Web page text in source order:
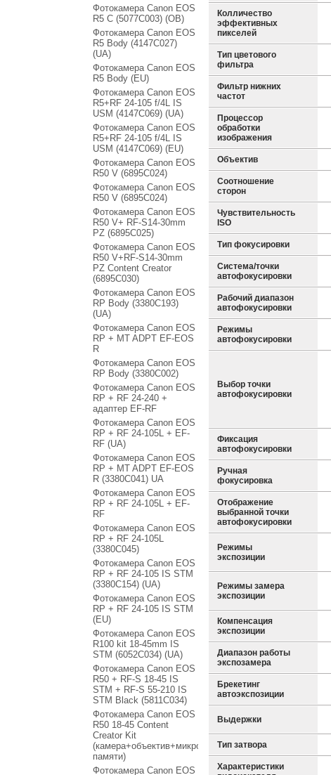
Колличество
эффективных
пикселей
Тип цветового
фильтра
Фильтр нижних
частот
Процессор
обработки
изображения
Объектив
Соотношение
сторон
Чувствительность
ISO
Тип фокусировки
Система/точки
автофокусировки
Рабочий диапазон
автофокусировки
Режимы
автофокусировки
Выбор точки
автофокусировки
Фиксация
автофокусировки
Ручная
фокусировка
Отображение
выбранной точки
автофокусировки
Режимы
экспозиции
Режимы замера
экспозиции
Компенсация
экспозиции
Диапазон работы
экспозамера
Брекетинг
автоэкспозиции
Выдержки
Тип затвора
Характеристики
Фотокамера Canon EOS
R5 C (5077C003) (OB)
Фотокамера Canon EOS
R5 Body (4147C027)
(UA)
Фотокамера Canon EOS
R5 Body (EU)
Фотокамера Canon EOS
R5+RF 24-105 f/4L IS
USM (4147C069) (UA)
Фотокамера Canon EOS
R5+RF 24-105 f/4L IS
USM (4147C069) (EU)
Фотокамера Canon EOS
R50 V (6895C024)
Фотокамера Canon EOS
R50 V (6895C024)
Фотокамера Canon EOS
R50 V+ RF-S14-30mm
PZ (6895C025)
Фотокамера Canon EOS
R50 V+RF-S14-30mm
PZ Content Creator
(6895C030)
Фотокамера Canon EOS
RP Body (3380C193)
(UA)
Фотокамера Canon EOS
RP + MT ADPT EF-EOS
R
Фотокамера Canon EOS
RP Body (3380C002)
Фотокамера Canon EOS
RP + RF 24-240 +
адаптер EF-RF
Фотокамера Canon EOS
RP + RF 24-105L + EF-
RF (UA)
Фотокамера Canon EOS
RP + MT ADPT EF-EOS
R (3380C041) UA
Фотокамера Canon EOS
RP + RF 24-105L + EF-
RF
Фотокамера Canon EOS
RP + RF 24-105L
(3380C045)
Фотокамера Canon EOS
RP + RF 24-105 IS STM
(3380C154) (UA)
Фотокамера Canon EOS
RP + RF 24-105 IS STM
(EU)
Фотокамера Canon EOS
R100 kit 18-45mm IS
STM (6052C034) (UA)
Фотокамера Canon EOS
R50 + RF-S 18-45 IS
STM + RF-S 55-210 IS
STM Black (5811C034)
Фотокамера Canon EOS
R50 18-45 Content
Creator Kit
(камера+объектив+микрофон+штатив+карта
памяти)
Фотокамера Canon EOS